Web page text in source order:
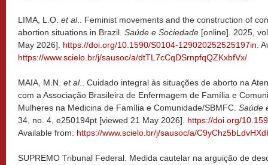
LIMA, L.O. et al.. Feminist movements and the construction of
abortion situations in Brazil. Saúde e Sociedade [online]. 2025,
May 2026]. https://doi.org/10.1590/S0104-129020252525197in .
https://www.scielo.br/j/sausoc/a/dtTL7cCqDSrnpfqQZKxbfVx/
MAIA, M.N. et al.. Cuidado integral às situações de aborto na
com a Associação Brasileira de Enfermagem de Família e
Mulheres na Medicina de Família e Comunidade/SBMFC. Saúde
34, no. 4, e250194pt [viewed 21 May 2026]. https://doi.org/
Available from: https://www.scielo.br/j/sausoc/a/
SUPREMO Tribunal Federal. Medida cautelar na arguição de